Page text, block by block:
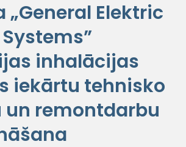
„General Elektric
inhalācijas
iekārtu tehnisko
un remontdarbu